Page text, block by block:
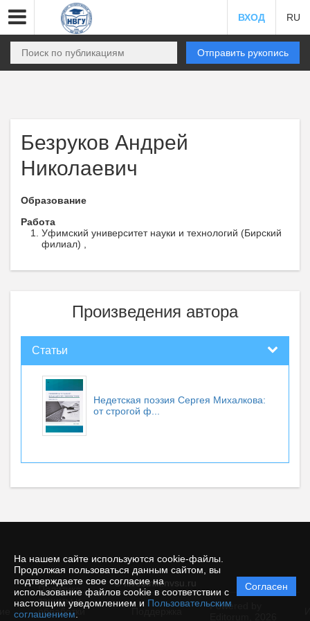
На нашем сайте используются cookie-файлы.
Продолжая пользоваться данным сайтом, вы
подтверждаете свое согласие на
использование файлов cookie в соответствии с
настоящим уведомлением и Пользовательским
соглашением
Согласен
ВХОД RU
Отправить рукопись
Безруков Андрей
Николаевич
Образование
Работа
Уфимский университет науки и технологий (Бирский
филиал) ,
Произведения автора
Статьи
Недетская поэзия Сергея Михалкова:
от строгой ф...
© filvestnik.nvsu.ru
Политика
защиты и
обработки
Powered by